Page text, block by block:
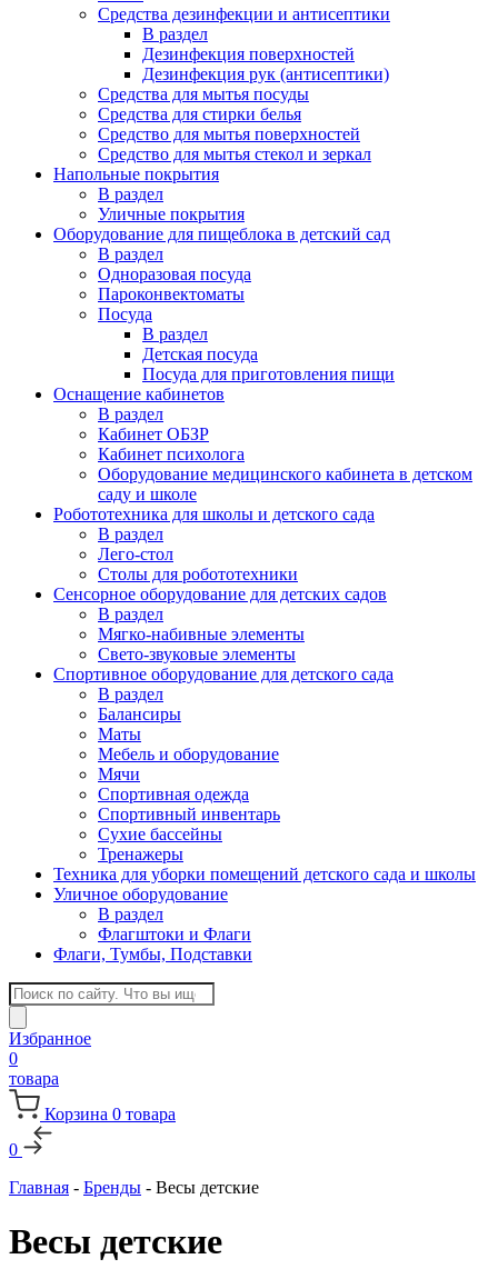
Средства дезинфекции и антисептики
В раздел
Дезинфекция поверхностей
Дезинфекция рук (антисептики)
Средства для мытья посуды
Средства для стирки белья
Средство для мытья поверхностей
Средство для мытья стекол и зеркал
Напольные покрытия
В раздел
Уличные покрытия
Оборудование для пищеблока в детский сад
В раздел
Одноразовая посуда
Пароконвектоматы
Посуда
В раздел
Детская посуда
Посуда для приготовления пищи
Оснащение кабинетов
В раздел
Кабинет ОБЗР
Кабинет психолога
Оборудование медицинского кабинета в детском
саду и школе
Робототехника для школы и детского сада
В раздел
Лего-стол
Столы для робототехники
Сенсорное оборудование для детских садов
В раздел
Мягко-набивные элементы
Свето-звуковые элементы
Спортивное оборудование для детского сада
В раздел
Балансиры
Маты
Мебель и оборудование
Мячи
Спортивная одежда
Спортивный инвентарь
Сухие бассейны
Тренажеры
Техника для уборки помещений детского сада и школы
Уличное оборудование
В раздел
Флагштоки и Флаги
Флаги, Тумбы, Подставки
Поиск
товаров
Избранное
0
товара
Корзина 0 товара
0
Главная - Бренды - Весы детские
Весы детские